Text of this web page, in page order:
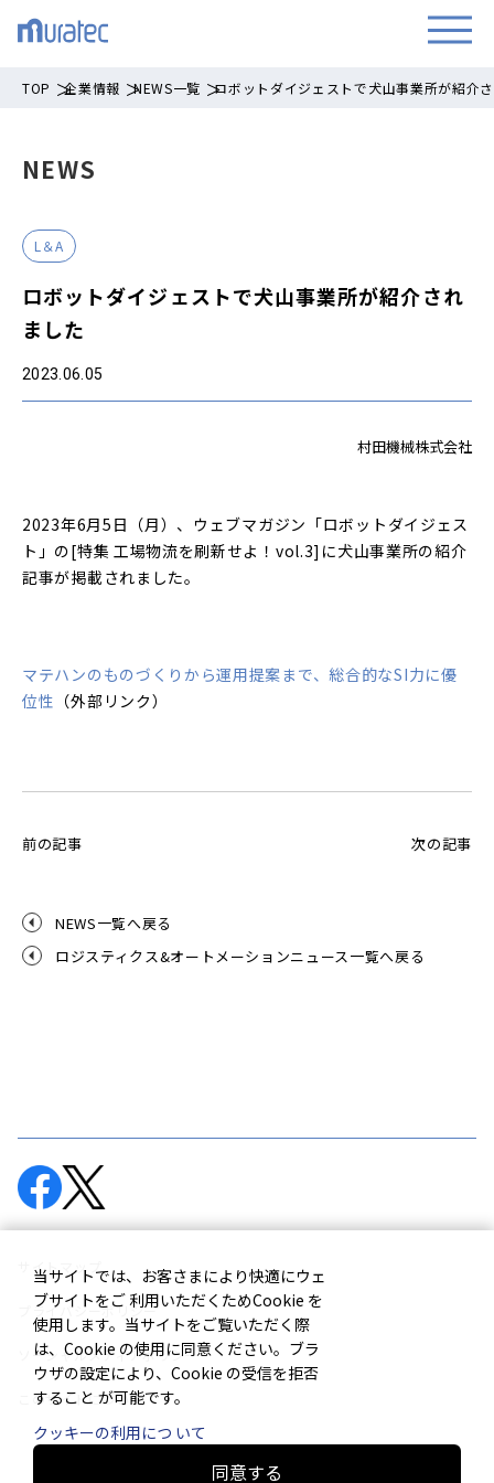
TOP 企業情報 NEWS一覧 ロボットダイジェストで犬山事業所が紹介
NEWS
L＆A
ロボットダイジェストで犬山事業所が紹介され
ました
2023.06.05
村田機械株式会社
2023年6月5日（月）、ウェブマガジン「ロボットダイジェス
ト」の[特集 工場物流を刷新せよ！vol.3]に犬山事業所の紹介
記事が掲載されました。
マテハンのものづくりから運用提案まで、総合的なSI力に優
位性 （外部リンク）
前の記事 次の記事
NEWS一覧へ戻る
ロジスティクス&オートメーションニュース一覧へ戻る
サイトマップ
プライバシーポリシー
ソーシャルメディアポリシー
このサイトについて
© Murata Machinery, Ltd.
当サイトでは、お客さまにより快適にウェ
ブサイトをご 利用いただくためCookie を
使用します。当サイトをご覧いただく際
は、Cookie の使用に同意ください。ブラ
ウザの設定により、Cookie の受信を拒否
すること が可能です。
クッキーの利用につ いて
同意する